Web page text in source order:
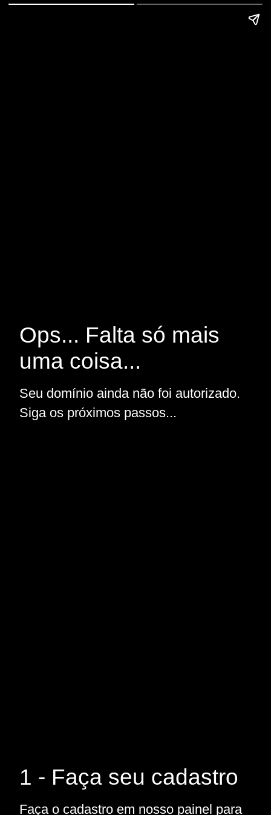
Ops... Falta só mais
uma coisa...
Seu domínio ainda não foi autorizado.
Siga os próximos passos...
1 - Faça seu cadastro
Faça o cadastro em nosso painel para